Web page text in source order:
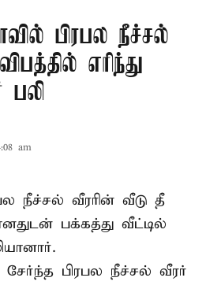
பிரபல நீச்சல்
எரிந்து
பலி
am
நீச்சல் வீரரின் வீடு தீ
பக்கத்து வீட்டில்
பிரபல நீச்சல் வீரர்